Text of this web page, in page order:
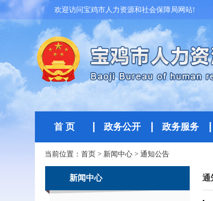
欢迎访问宝鸡市人力资源和社会保障局网站!
首 页 政务公开 政务服务
当前位置： 首页 > 新闻中心 > 通知公告
新闻中心 通